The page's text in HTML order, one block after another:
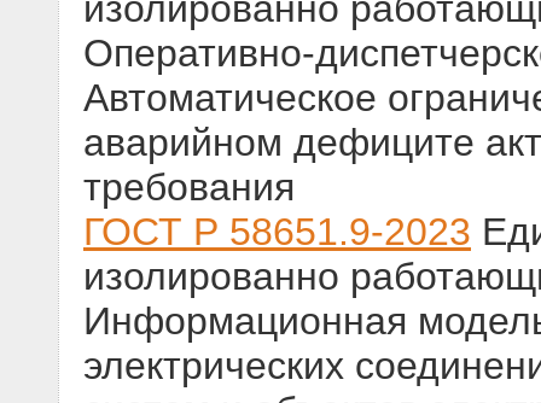
Оперативно-
Автоматическое
аварийном дефиците
требования
ГОСТ Р 58651.9-2023
изолированно
Информационная
электрических